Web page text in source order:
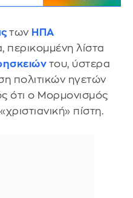
των ΗΠΑ
λίστα
του, ύστερα
πολιτικών ηγετών
ότι ο Μορμονισμός
πίστη.